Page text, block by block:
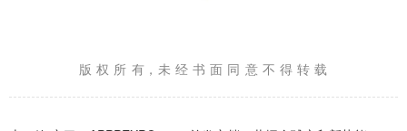
版 权 所 有，未 经 书 面 同 意 不 得 转 载